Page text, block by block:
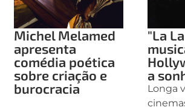
Michel Melamed
apresenta
comédia poética
sobre criação e
burocracia
"La
a
Longa